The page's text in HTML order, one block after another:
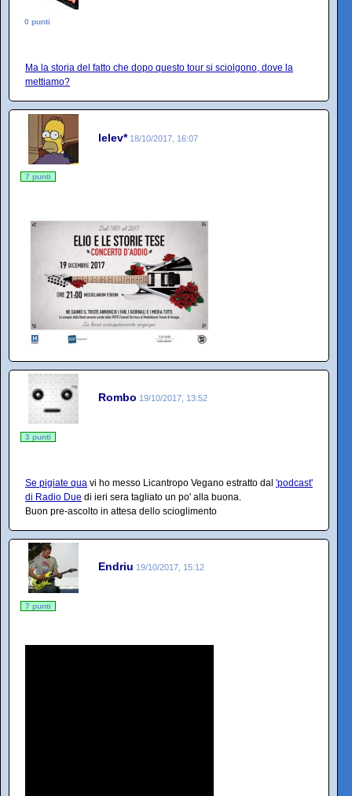
0 punti
Ma la storia del fatto che dopo questo tour si sciolgono, dove la
mettiamo?
lelev* 18/10/2017, 16:07
7 punti
Rombo 19/10/2017, 13:52
3 punti
Se pigiate qua vi ho messo Licantropo Vegano estratto dal 'podcast'
di Radio Due di ieri sera tagliato un po' alla buona.
Buon pre-ascolto in attesa dello scioglimento
Endriu 19/10/2017, 15:12
7 punti